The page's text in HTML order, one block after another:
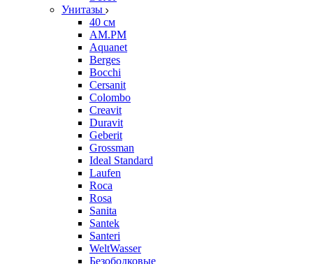
Унитазы
40 см
AM.PM
Aquanet
Berges
Bocchi
Cersanit
Colombo
Creavit
Duravit
Geberit
Grossman
Ideal Standard
Laufen
Roca
Rosa
Sanita
Santek
Santeri
WeltWasser
Безободковые